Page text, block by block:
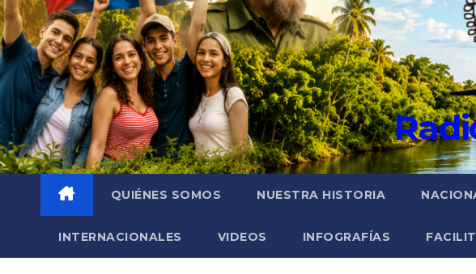
QUIÉNES SOMOS NUESTRA HISTORIA
INTERNACIONALES VIDEOS INFOGRAFÍAS